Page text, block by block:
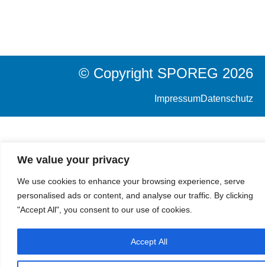
We value your privacy
We use cookies to enhance your browsing experience, serve
personalised ads or content, and analyse our traffic. By clicking
"Accept All", you consent to our use of cookies.
Accept All
© Copyright SPOREG 2026
Datenschutz
Impressum